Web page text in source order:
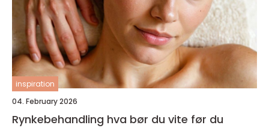
inspiration
04. February 2026
Rynkebehandling hva bør du vite før du